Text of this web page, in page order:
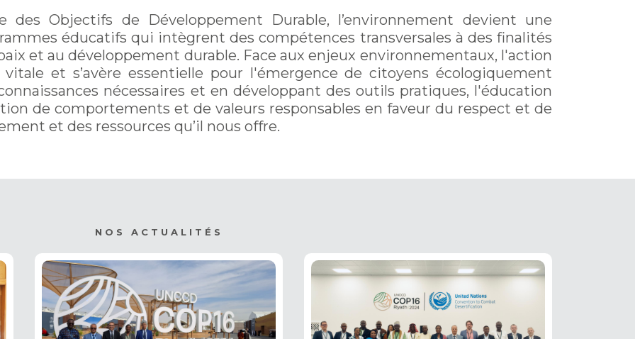
des Objectifs de Développement Durable, l’environnement devient une
éducatifs qui intègrent des compétences transversales à des finalités
et au développement durable. Face aux enjeux environnementaux, l'action
et s’avère essentielle pour l'émergence de citoyens écologiquement
nécessaires et en développant des outils pratiques, l'éducation
de comportements et de valeurs responsables en faveur du respect et de
et des ressources qu’il nous offre.
NOS ACTUALITÉS